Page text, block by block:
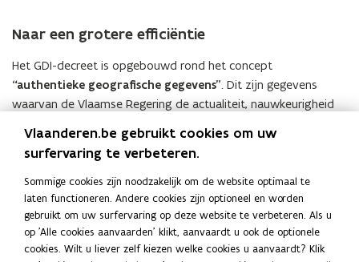
Naar een grotere efficiëntie
Het GDI-decreet is opgebouwd rond het concept
“authentieke geografische gegevens”. Dit zijn gegevens
waarvan de Vlaamse Regering de actualiteit, nauwkeurigheid
concepten van het nieuwe decreet zijn het“decentrale
beheer”en de“meervoudige” toegang
geografische gegevens beheerd worden op het bestuurlijke
niveau waar dat het meest efficiënt kan, maar dat de
gegevens vervolgens wel maximaal worden gedeeld via een
netwerkmodel. Dit moet leiden tot een grotere efficiëntie bij
de werking van de overheid en de contacten met de burger.
Vlaanderen.be gebruikt cookies om uw
surfervaring te verbeteren.
Sommige cookies zijn noodzakelijk om de website optimaal te
laten functioneren. Andere cookies zijn optioneel en worden
gebruikt om uw surfervaring op deze website te verbeteren. Als u
op 'Alle cookies aanvaarden' klikt, aanvaardt u ook de optionele
cookies. Wilt u liever zelf kiezen welke cookies u aanvaardt? Klik